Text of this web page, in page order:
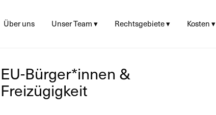
Über uns
Unser Team ▾
Sophie Baumann
Rechtsgebiete ▾
Einbürgerung
Kosten ▾
EU-Bürger*innen &
Freizügigkeit